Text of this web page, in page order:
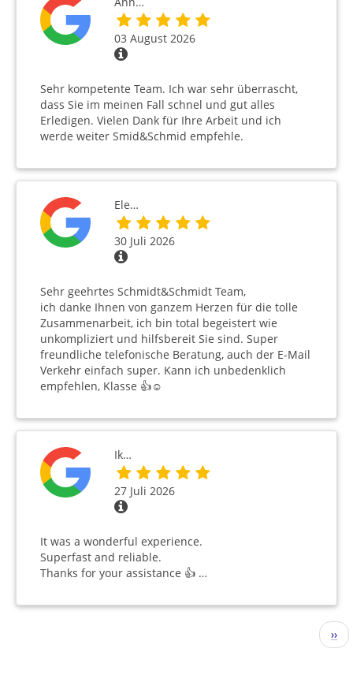
03 August 2026
Sehr kompetente Team. Ich war sehr überrascht,
dass Sie im meinen Fall schnel und gut alles
Erledigen. Vielen Dank für Ihre Arbeit und ich
werde weiter Smid&Schmid empfehle.
Ele…
30 Juli 2026
Sehr geehrtes Schmidt&Schmidt Team,
ich danke Ihnen von ganzem Herzen für die tolle
Zusammenarbeit, ich bin total begeistert wie
unkompliziert und hilfsbereit Sie sind. Super
freundliche telefonische Beratung, auch der E-Mail
Verkehr einfach super. Kann ich unbedenklich
empfehlen, Klasse 👍☺️
Ik…
27 Juli 2026
It was a wonderful experience.
Superfast and reliable.
Thanks for your assistance 👍 …
››